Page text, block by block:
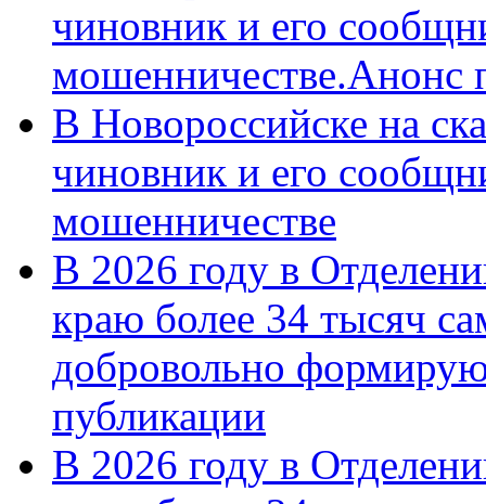
чиновник и его
мошенничестве.Анонс
В Новороссийске на
чиновник и его
мошенничестве
В 2026 году в
краю более 34 тысяч
добровольно
публикации
В 2026 году в